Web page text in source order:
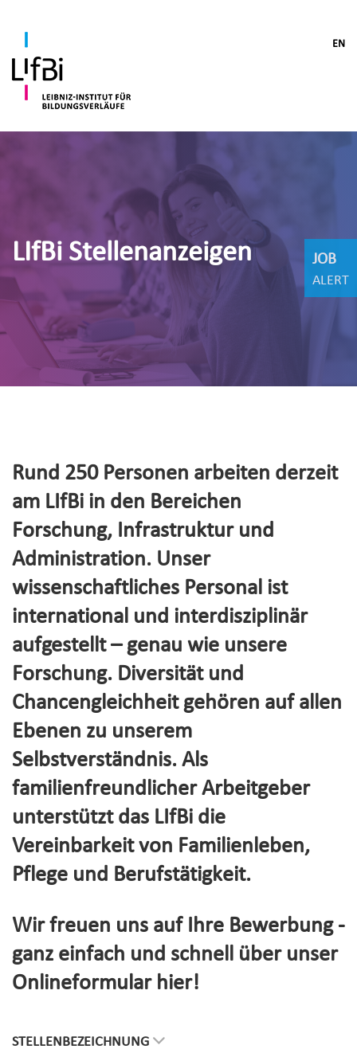
EN
LIfBi Stellenanzeigen
Rund 250 Personen arbeiten derzeit
am LIfBi in den Bereichen
Forschung, Infrastruktur und
Administration. Unser
wissenschaftliches Personal ist
international und interdisziplinär
aufgestellt – genau wie unsere
Forschung. Diversität und
Chancengleichheit gehören auf allen
Ebenen zu unserem
Selbstverständnis. Als
familienfreundlicher Arbeitgeber
unterstützt das LIfBi die
Vereinbarkeit von Familienleben,
Pflege und Berufstätigkeit.
Wir freuen uns auf Ihre Bewerbung -
ganz einfach und schnell über unser
Onlineformular hier!
STELLENBEZEICHNUNG
JOB
ALERT